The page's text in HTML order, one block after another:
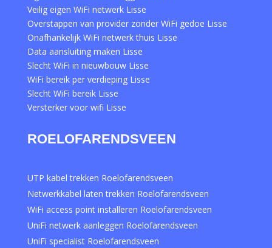
Veilig eigen WiFi netwerk Lisse
Overstappen van provider zonder WiFi gedoe Lisse
Onafhankelijk WiFi netwerk thuis Lisse
Data aansluiting maken Lisse
Slecht WiFi in nieuwbouw Lisse
WiFi bereik per verdieping Lisse
Slecht WiFi bereik Lisse
Versterker voor wifi Lisse
ROELOFARENDSVEEN
UTP kabel trekken Roelofarendsveen
Netwerkkabel laten trekken Roelofarendsveen
WiFi access point installeren Roelofarendsveen
UniFi netwerk aanleggen Roelofarendsveen
UniFi specialist Roelofarendsveen